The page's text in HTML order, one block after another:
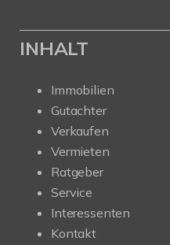
INHALT
Immobilien
Gutachter
Verkaufen
Vermieten
Ratgeber
Service
Interessenten
Kontakt